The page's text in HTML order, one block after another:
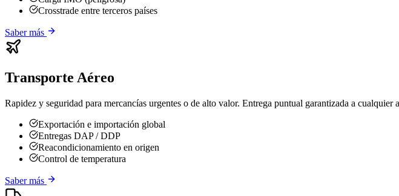
Crosstrade entre terceros países
Saber más
Transporte Aéreo
Rapidez y seguridad para mercancías urgentes o de alto valor. Entrega puntual garantizada a cualquier
Exportación e importación global
Entregas DAP / DDP
Reacondicionamiento en origen
Control de temperatura
Saber más